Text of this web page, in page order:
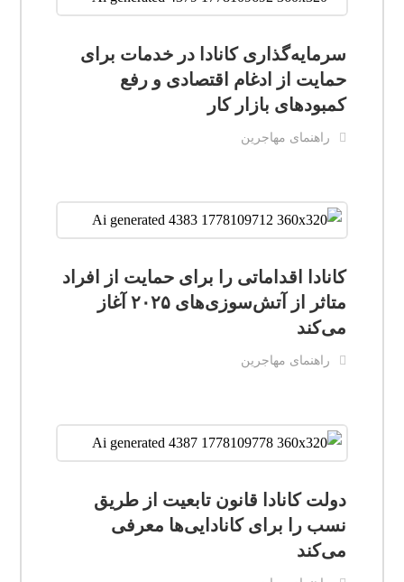
سرمایه‌گذاری کانادا در خدمات برای
حمایت از ادغام اقتصادی و رفع
کمبودهای بازار کار
راهنمای مهاجرین
کانادا اقداماتی را برای حمایت از افراد
متاثر از آتش‌سوزی‌های ۲۰۲۵ آغاز
می‌کند
راهنمای مهاجرین
دولت کانادا قانون تابعیت از طریق
نسب را برای کانادایی‌ها معرفی
می‌کند